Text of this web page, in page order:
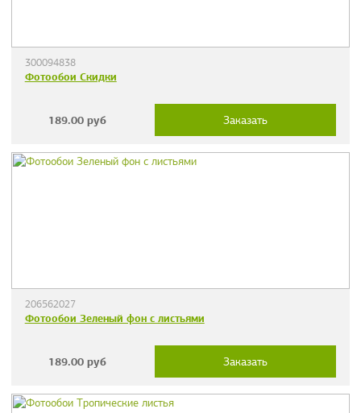
300094838
Фотообои Скидки
189.00 руб Заказать
206562027
Фотообои Зеленый фон с листьями
189.00 руб Заказать